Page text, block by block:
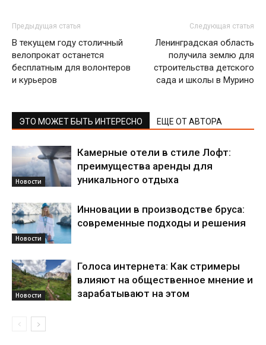
Предыдущая статья
В текущем году столичный
велопрокат останется
бесплатным для волонтеров
и курьеров
Следующая статья
Ленинградская область
получила землю для
строительства детского
сада и школы в Мурино
ЭТО МОЖЕТ БЫТЬ ИНТЕРЕСНО ЕЩЕ ОТ АВТОРА
Новости
Камерные отели в стиле Лофт:
преимущества аренды для
уникального отдыха
Новости
Инновации в производстве бруса:
современные подходы и решения
Новости
Голоса интернета: Как стримеры
влияют на общественное мнение и
зарабатывают на этом